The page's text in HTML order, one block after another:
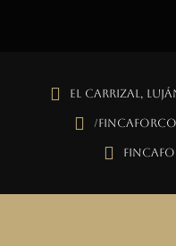
El Carrizal,
/